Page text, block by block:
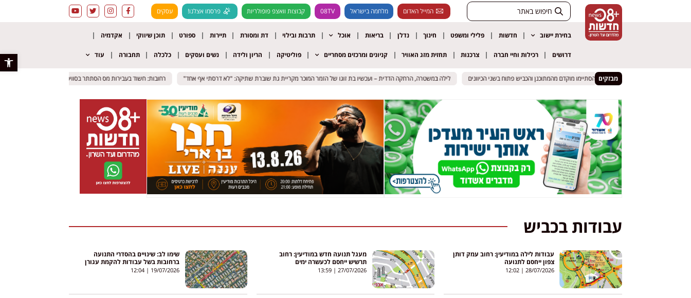
פתח
המייל האדום מלחמה בישראל 08TV קבוצות וואצפ פופולריות פרסמו אצלנו! עסקים
בחירת יישוב חדשות פלילי ומשפט חינוך נדלן בריאות אוכל תרבות ובילוי דת ומסורת תיירות ספורט תוכן שיווקי אקדמיה
דרושים רכילות וחיי חברה צרכנות תחזית מזג האוויר קניונים ומרכזים מסחריים פוליטיקה הריון ולידה נשים ועסקים כלכלה תחבורה עוד
מבזקים
ביהוד נפתחה מחדש: העבודות הסתיימו מוקדם מהמתוכנן והכביש פתוח בשני הכיוונים לילה במשטרה, הרחקה הדדית – ועכשיו בת זוגו של הזמר המוכר מקריית גת שוברת שתיקה: "לא דרסתי אף אחד" ביהוד נפתחה מחדש: העבודות הסתיימו מוקדם מהמתוכנן והכביש פתוח בשני הכיוונים לילה במשטרה, הרחקה הדדית – ועכשיו בת זוגו של הזמר המוכר מקריית גת שוברת שתיקה: "לא דרסתי אף אחד" רחובות: חשוד בעבירות מס הסתתר בסוויטה במלון; בנו חשוד ששרף
רחובות: חשוד בעבירות מס הסתתר בסוויטה במלון; בנו חשוד ששרף
עבודות בכביש
עבודות לילה במודיעין: רחוב עמק דותן
צפון ייחסם לתנועה
28/07/2026
12:02
מעגל תנועה חדש במודיעין: רחוב
תרשיש ייחסם לכעשרה ימים
27/07/2026
שימו לב: שינויים בהסדרי התנועה
ברחובות בשל עבודות להקמת עגורן
19/07/2026
12:04